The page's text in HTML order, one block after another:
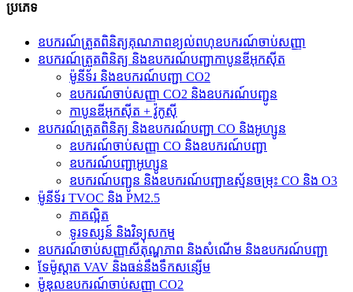
ប្រភេទ
ឧបករណ៍ត្រួតពិនិត្យគុណភាពខ្យល់ពហុឧបករណ៍ចាប់សញ្ញា
ឧបករណ៍ត្រួតពិនិត្យ និងឧបករណ៍បញ្ជាកាបូនឌីអុកស៊ីត
ម៉ូនីទ័រ និងឧបករណ៍បញ្ជា CO2
ឧបករណ៍ចាប់សញ្ញា CO2 និងឧបករណ៍បញ្ជូន
កាបូនឌីអុកស៊ីត + វ៉ូកូស៊ី
ឧបករណ៍ត្រួតពិនិត្យ និងឧបករណ៍បញ្ជា CO និងអូហ្សូន
ឧបករណ៍ចាប់សញ្ញា CO និងឧបករណ៍បញ្ជា
ឧបករណ៍បញ្ជាអូហ្សូន
ឧបករណ៍បញ្ជូន និងឧបករណ៍បញ្ជាឧស្ម័នចម្រុះ CO និង O3
ម៉ូនីទ័រ TVOC និង PM2.5
ភាគល្អិត
ទូរទស្សន៍ និង​វិទ្យុ​សកម្ម
ឧបករណ៍ចាប់សញ្ញាសីតុណ្ហភាព និងសំណើម និងឧបករណ៍បញ្ជា
ទែម៉ូស្ដាត VAV និងធន់នឹងទឹកសន្សើម
ម៉ូឌុលឧបករណ៍ចាប់សញ្ញា CO2